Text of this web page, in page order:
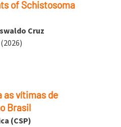
of Schistosoma
Cruz
as vítimas de
Brasil
(CSP)